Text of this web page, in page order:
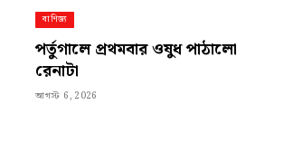
বাণিজ্য
পর্তুগালে প্রথমবার ওষুধ পাঠালো
রেনাটা
আগস্ট 6, 2026